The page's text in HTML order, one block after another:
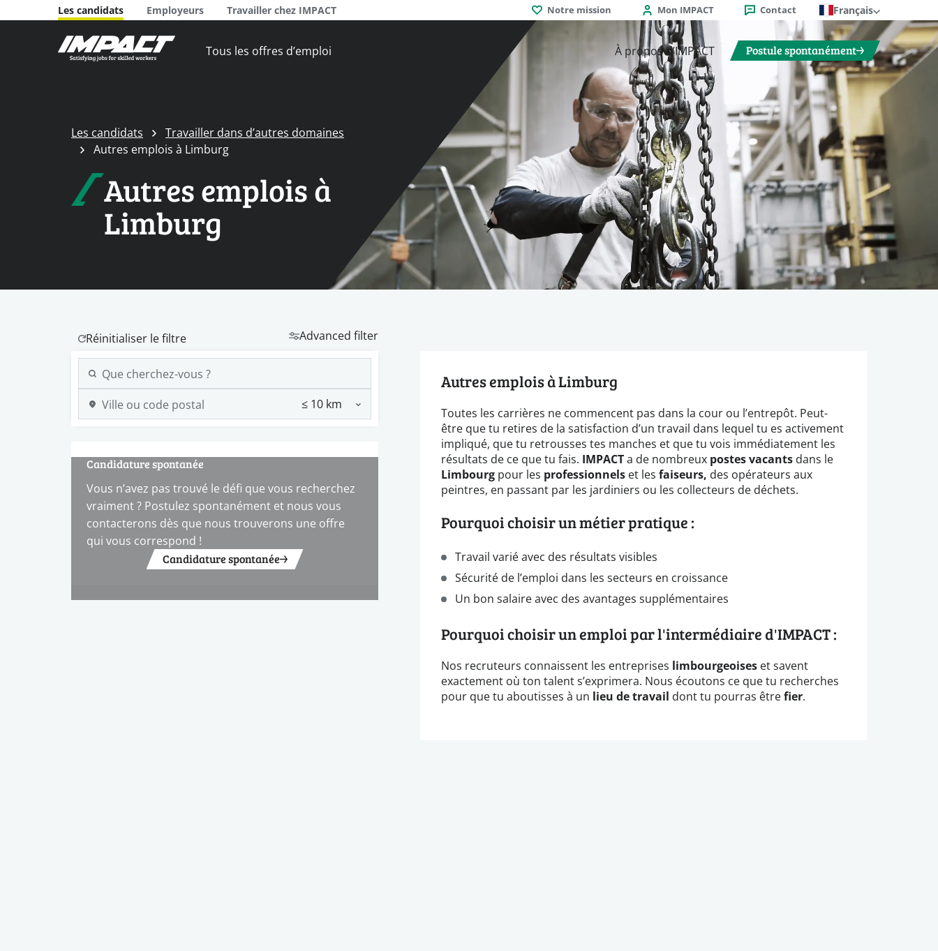
Les candidats Employeurs Travailler chez IMPACT Notre mission Mon IMPACT Contact Français
Tous les offres d’emploi À propos d’IMPACT Postule spontanément
Les candidats
Travailler dans d’autres domaines
Autres emplois à Limburg
Autres emplois à
Limburg
Advanced filter
Candidature spontanée
Vous n’avez pas trouvé le défi que vous recherchez
vraiment ? Postulez spontanément et nous vous
contacterons dès que nous trouverons une offre
qui vous correspond !
Candidature spontanée
Autres emplois à Limburg
Toutes les carrières ne commencent pas dans la cour ou l’entrepôt. Peut-
être que tu retires de la satisfaction d’un travail dans lequel tu es activement
impliqué, que tu retrousses tes manches et que tu vois immédiatement les
résultats de ce que tu fais. IMPACTa de nombreux postes vacants dans le
Limbourg pour les professionnels et les faiseurs, des opérateurs aux
peintres, en passant par les jardiniers ou les collecteurs de déchets.
Pourquoi choisir un métier pratique :
Travail varié avec des résultats visibles
Sécurité de l’emploi dans les secteurs en croissance
Un bon salaire avec des avantages supplémentaires
Pourquoi choisir un emploi par l'intermédiaire d'IMPACT :
Nos recruteurs connaissent les entreprises limbourgeoises et savent
exactement où ton talent s’exprimera. Nous écoutons ce que tu recherches
pour que tu aboutisses à un lieu de travail dont tu pourras êtrefier.